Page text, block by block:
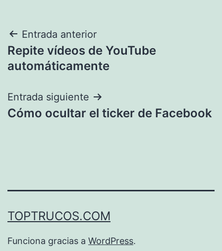
Navegación
de
Entrada anterior
Repite vídeos de YouTube
automáticamente
Entrada siguiente
Cómo ocultar el ticker de Facebook
TOPTRUCOS.COM
Funciona gracias a WordPress.